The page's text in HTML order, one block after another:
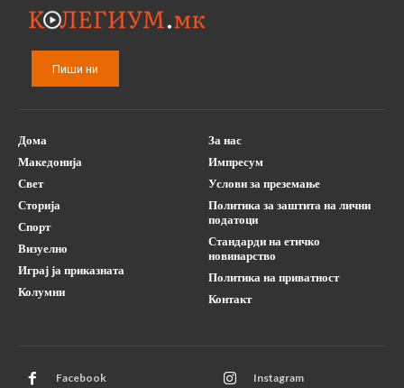
Пиши ни
Дома
Македонија
Свет
Сторија
Спорт
Визуелно
Играј ја приказната
Колумни
За нас
Импресум
Услови за преземање
Политика за заштита на лични
податоци
Стандарди на етичко
новинарство
Политика на приватност
Контакт
Facebook Instagram